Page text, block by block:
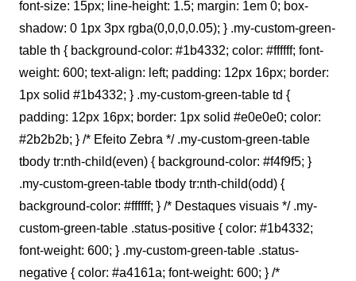
font-size: 15px; line-height: 1.5; margin: 1em 0; box-
shadow: 0 1px 3px rgba(0,0,0,0.05); } .my-custom-green-
table th { background-color: #1b4332; color: #ffffff; font-
weight: 600; text-align: left; padding: 12px 16px; border:
1px solid #1b4332; } .my-custom-green-table td {
padding: 12px 16px; border: 1px solid #e0e0e0; color:
#2b2b2b; } /* Efeito Zebra */ .my-custom-green-table
tbody tr:nth-child(even) { background-color: #f4f9f5; }
.my-custom-green-table tbody tr:nth-child(odd) {
background-color: #ffffff; } /* Destaques visuais */ .my-
custom-green-table .status-positive { color: #1b4332;
font-weight: 600; } .my-custom-green-table .status-
negative { color: #a4161a; font-weight: 600; } /*